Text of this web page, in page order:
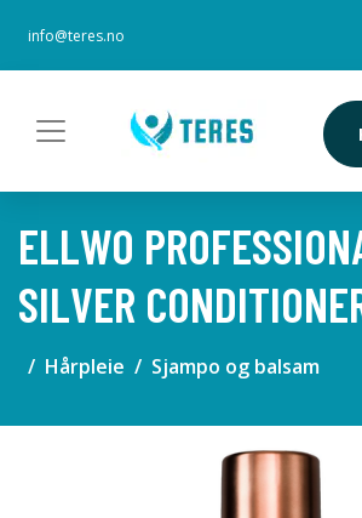
info@teres.no
ELLWO
SILVER
Hårpleie Sjampo og balsam